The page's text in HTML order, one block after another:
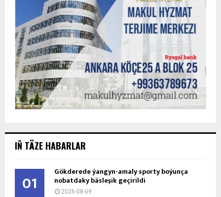
IŇ TÄZE HABARLAR
01 Gökderede ýangyn-amaly sporty boýunça
nobatdaky bäsleşik geçirildi
2026-08-09